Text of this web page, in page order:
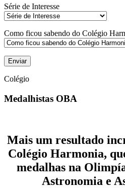
Série de Interesse
Como ficou sabendo do Colégio
Colégio
Medalhistas OBA
Mais um resultado
Colégio Harmonia,
medalhas na
Astronomia e